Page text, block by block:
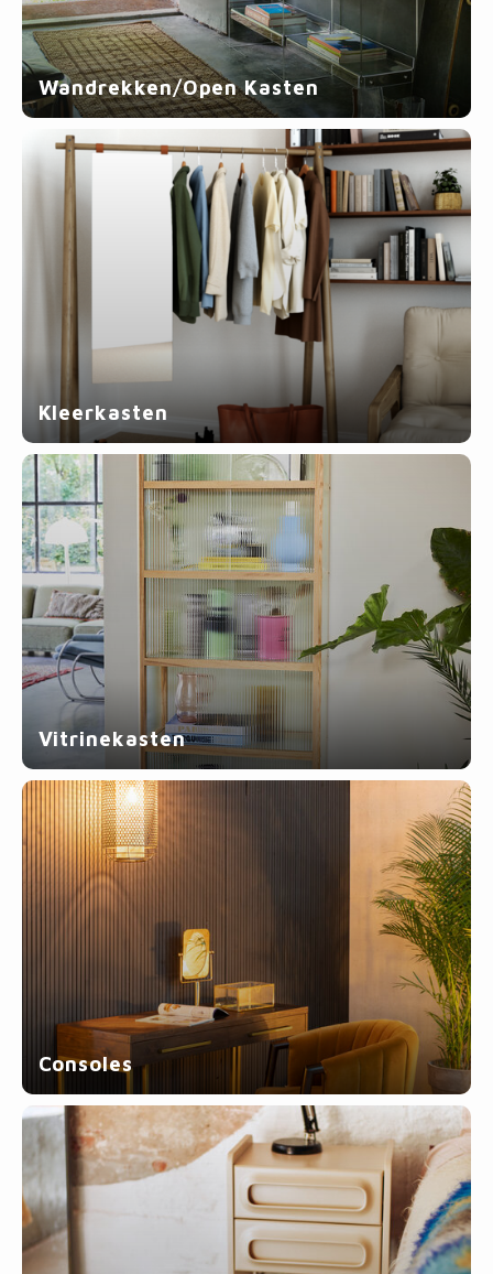
Wandrekken/Open Kasten
Kleerkasten
Vitrinekasten
Consoles